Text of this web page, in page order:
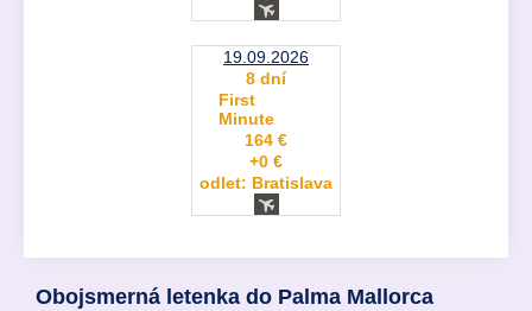
19.09.2026
8 dní
First
Minute
164 €
+0 €
odlet: Bratislava
Obojsmerná letenka do Palma Mallorca